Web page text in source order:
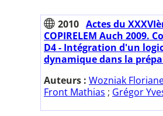
2010 Actes du
COPIRELEM Auch 2009.
D4 - Intégration d'un
dynamique dans la
Auteurs : Wozniak
Front Mathias ; Grégor